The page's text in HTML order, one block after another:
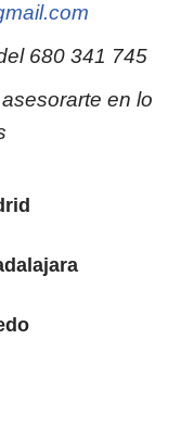
680 341 745
en lo